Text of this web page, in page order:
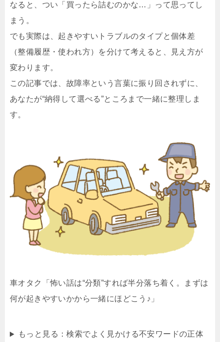
なると、つい「買ったら詰むのかな…」って思ってし
まう。
でも実際は、 起きやすいトラブルのタイプと個体差
（整備履歴・使われ方） を分けて考えると、見え方が
変わります。
この記事では、故障率という言葉に振り回されずに、
あなたが“納得して選べる”ところまで一緒に整理しま
す。
車オタク
「怖い話は“分類”すれば半分落ち着く。まずは
何が起きやすいかから一緒にほどこう♪」
もっと見る：検索でよく見かける不安ワードの正体